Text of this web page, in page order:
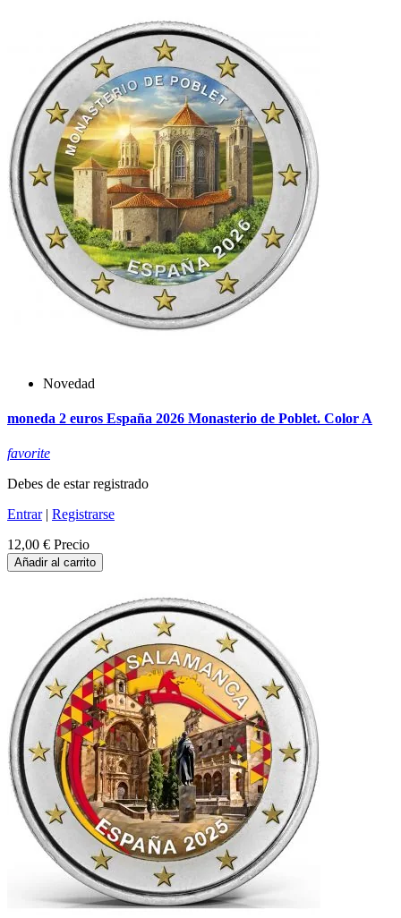
Novedad
moneda 2 euros España 2026 Monasterio de Poblet. Color A
favorite
Debes de estar registrado
Entrar| Registrarse
12,00 € Precio
Añadir al carrito